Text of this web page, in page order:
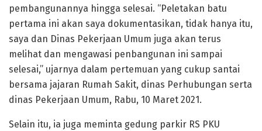
pembangunannya hingga selesai. “Peletakan batu
pertama ini akan saya dokumentasikan, tidak hanya itu,
saya dan Dinas Pekerjaan Umum juga akan terus
melihat dan mengawasi penbangunan ini sampai
selesai,” ujarnya dalam pertemuan yang cukup santai
bersama jajaran Rumah Sakit, dinas Perhubungan serta
dinas Pekerjaan Umum, Rabu, 10 Maret 2021.
Selain itu, ia juga meminta gedung parkir RS PKU